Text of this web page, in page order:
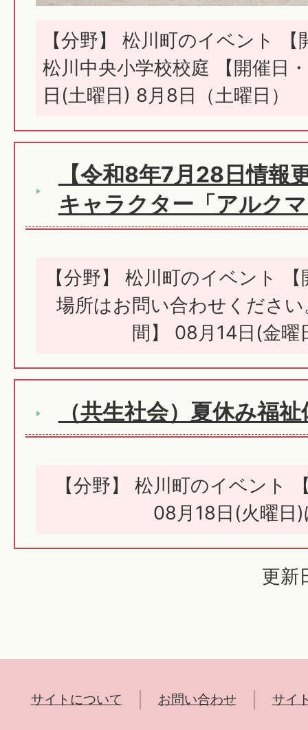
【分野】 松川町のイベント
松川中央小学校校庭 【開催日
日(土曜日) 8月8日（土曜日）
【令和8年7月28日情報
キャラクター「アルク
【分野】 松川町のイベント
場所はお問い合わせくださ
間】 08月14日(金曜
（共生社会）夏休み福
【分野】 松川町のイベント
08月18日(火曜日
更新
サイトについて お問い合わせ サイ